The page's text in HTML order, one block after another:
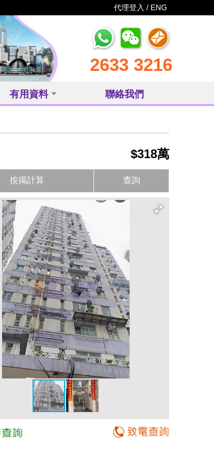
代理登入 / ENG
2633 3216
有用資料 聯絡我們
$318萬
按揭計算 查詢